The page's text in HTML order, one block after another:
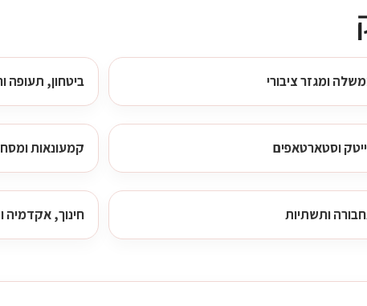
ומגזר ציבורי ביטחון, תעופה
וסטארטאפים קמעונאות
ותשתיות חינוך,